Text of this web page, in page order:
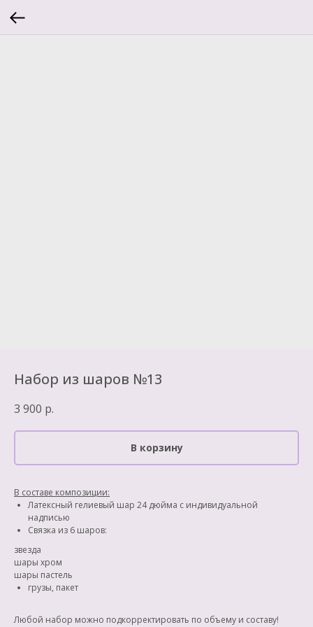
Набор из шаров №13
3 900 р.
В корзину
В составе композиции:
Латексный гелиевый шар 24 дюйма с индивидуальной
надписью
Связка из 6 шаров:
звезда
шары хром
шары пастель
грузы, пакет
Любой набор можно подкорректировать по объему и составу!